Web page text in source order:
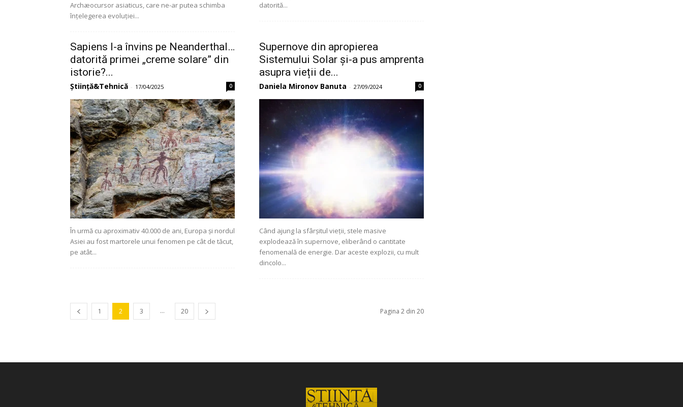
Archæocursor asiaticus, care ne-ar putea schimba
înțelegerea evoluției...
datorită...
Sapiens l-a învins pe Neanderthal…
datorită primei „creme solare” din
istorie?...
Știință&Tehnică - 17/04/2025 0
În urmă cu aproximativ 40.000 de ani, Europa și nordul
Asiei au fost martorele unui fenomen pe cât de tăcut,
pe atât...
Supernove din apropierea
Sistemului Solar și-a pus amprenta
asupra vieții de...
Daniela Mironov Banuta - 27/09/2024 0
Când ajung la sfârșitul vieții, stele masive
explodează în supernove, eliberând o cantitate
fenomenală de energie. Dar aceste explozii, cu mult
dincolo...
1 2 3 ... 20 Pagina 2 din 20